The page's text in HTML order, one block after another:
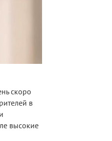
скоро
в
высокие